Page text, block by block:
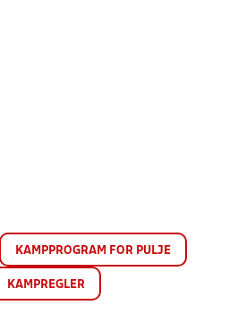
KAMPPROGRAM FOR PULJE
KAMPREGLER